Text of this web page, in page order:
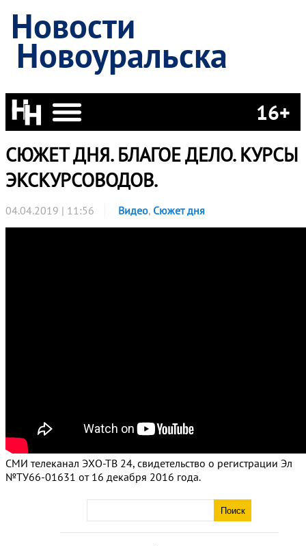
Новости
Новоуральска
16+
СЮЖЕТ ДНЯ. БЛАГОЕ ДЕЛО. КУРСЫ
ЭКСКУРСОВОДОВ.
04.04.2019 | 11:56 Видео, Сюжет дня
СМИ телеканал ЭХО-ТВ 24, свидетельство о регистрации Эл
№ТУ66-01631 от 16 декабря 2016 года.